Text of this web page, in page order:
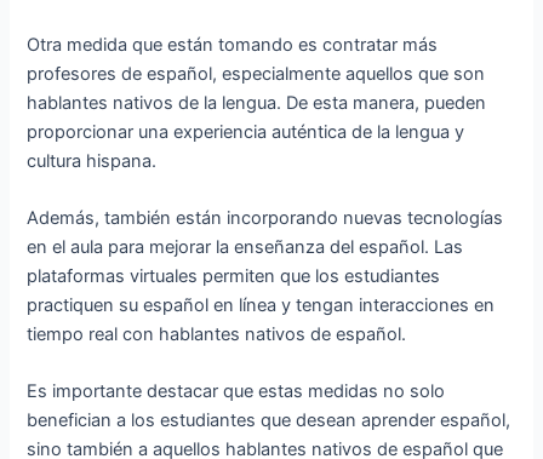
Otra medida que están tomando es contratar más
profesores de español, especialmente aquellos que son
hablantes nativos de la lengua. De esta manera, pueden
proporcionar una experiencia auténtica de la lengua y
cultura hispana.
Además, también están incorporando nuevas tecnologías
en el aula para mejorar la enseñanza del español. Las
plataformas virtuales permiten que los estudiantes
practiquen su español en línea y tengan interacciones en
tiempo real con hablantes nativos de español.
Es importante destacar que estas medidas no solo
benefician a los estudiantes que desean aprender español,
sino también a aquellos hablantes nativos de español que